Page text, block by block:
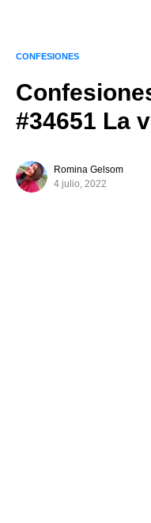
CONFESIONES
#34651 La
Romina Gelsom
4 julio, 2022